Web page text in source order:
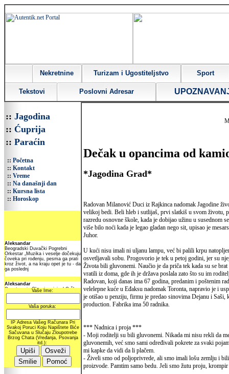
Nekretnine Turizam i Ugostiteljstvo Sport
Tekstovi Poslovni Adresar
:: Jagodina
:: Ćuprija
:: Paraćin
:: Početna
:: Kontakt
:: Vreme
:: Na današnji dan
:: Kursna lista
:: Horoskop
Dečak u opancima od
*Jagodina Grad*
Radovan Milanović Duci iz Rajkinca nadomak Jagodine
velikoj bedi. Beli hleb i sutlijaš, prvi slatkiš u svom životu,
razredu osnovne škole, kada je dobijao užinu u susednom
više bilo noći kada je legao gladan nego sit, upisao je
Juhor.
U kući nisu imali ni uljanu lampu, već bi palili krpu
osvetljavali sobu. Progovorio je tek u petoj godini, jer su
Života bili gluvonemi. Naučio je da priča tek kada su se
vratili iz doma, gde ih je država poslala zato što su im
Radovan, koji danas ima 67 godina, predanim i poštenim
velelepne kuće u Eđaksu nadomak Toronta, napravio je i
je otišao u penziju, firmu je predao sinovima Dejanu i
production. Fabrika ima 50 radnika.
*** Nadnica i proja ***
- Moji roditelji su bili gluvonemi. Nikada mi nisu rekli da
gluvonemih, već smo sami određivali pokrete za svaki
mi kapke da vidi da li plačem.
- Živeli smo od poljoprivrede, ali smo imali lošu zemlju i
proizvode. Pamtim samo bedu. Jeli smo žutu proju,